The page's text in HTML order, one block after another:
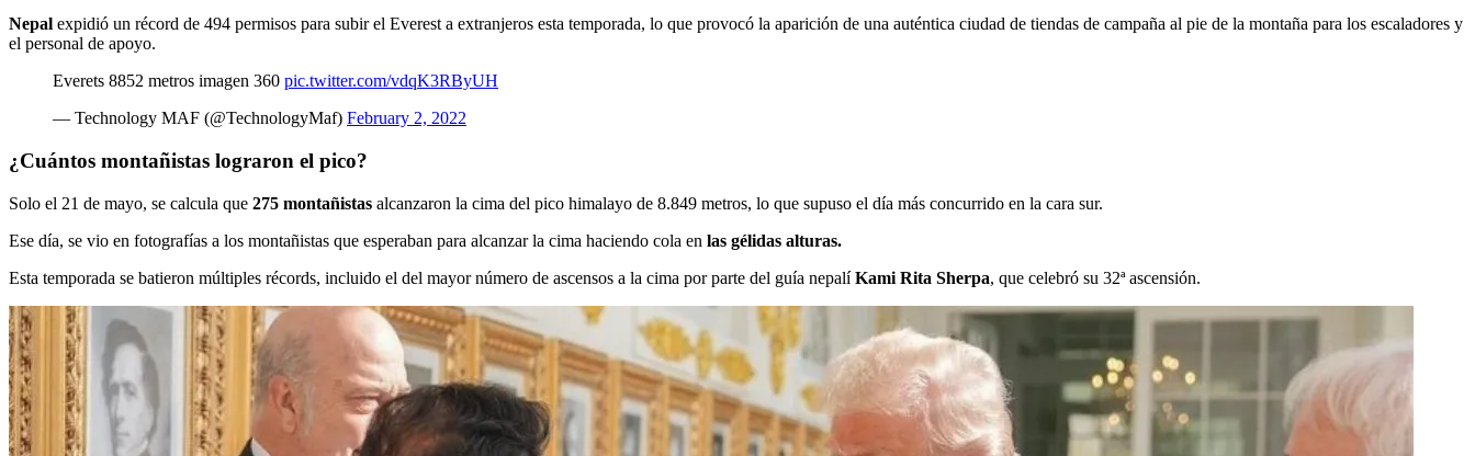
Nepal expidió un récord de 494 permisos para subir el Everest a extranjeros esta temporada, lo que provocó la aparición de una auténtica ciudad de tiendas de campaña al pie de la montaña para los escaladores y
el personal de apoyo.
Everets 8852 metros imagen 360 pic.twitter.com/vdqK3RByUH
— Technology MAF (@TechnologyMaf) February 2, 2022
¿Cuántos montañistas lograron el pico?
Solo el 21 de mayo, se calcula que 275 montañistas alcanzaron la cima del pico himalayo de 8.849 metros, lo que supuso el día más concurrido en la cara sur.
Ese día, se vio en fotografías a los montañistas que esperaban para alcanzar la cima haciendo cola en las gélidas alturas.
Esta temporada se batieron múltiples récords, incluido el del mayor número de ascensos a la cima por parte del guía nepalíKami Rita Sherpa, que celebró su 32ª ascensión.